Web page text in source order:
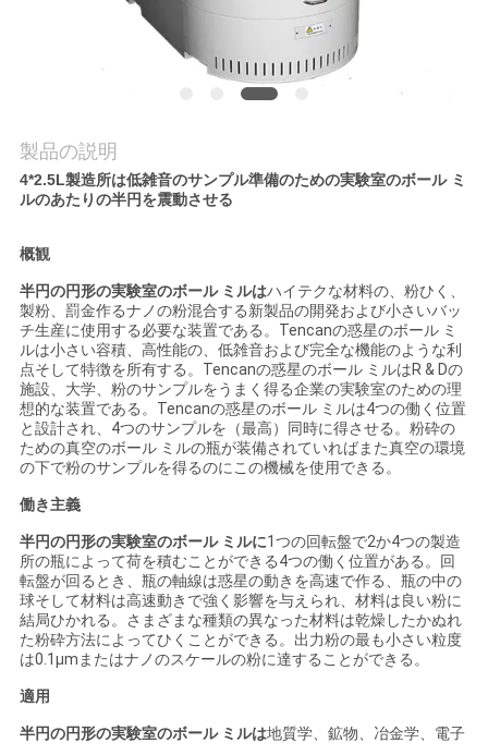
に
連
絡
し
な
さ
い
ニ
ュ
ー
ス
BLOG
製品の説明
4*2.5L製造所は低雑音のサンプル準備のための実験室のボール ミ
ルのあたりの半円を震動させる
概観
半円の円形の実験室のボール ミルはハイテクな材料の、粉ひく、
製粉、罰金作るナノの粉混合する新製品の開発および小さいバッ
チ生産に使用する必要な装置である。Tencanの惑星のボール ミ
ルは小さい容積、高性能の、低雑音および完全な機能のような利
点そして特徴を所有する。Tencanの惑星のボール ミルはR & Dの
施設、大学、粉のサンプルをうまく得る企業の実験室のための理
想的な装置である。Tencanの惑星のボール ミルは4つの働く位置
と設計され、4つのサンプルを（最高）同時に得させる。粉砕の
ための真空のボール ミルの瓶が装備されていればまた真空の環境
の下で粉のサンプルを得るのにこの機械を使用できる。
働き主義
半円の円形の実験室のボール ミルに1つの回転盤で2か4つの製造
所の瓶によって荷を積むことができる4つの働く位置がある。回
転盤が回るとき、瓶の軸線は惑星の動きを高速で作る、瓶の中の
球そして材料は高速動きで強く影響を与えられ、材料は良い粉に
結局ひかれる。さまざまな種類の異なった材料は乾燥したかぬれ
た粉砕方法によってひくことができる。出力粉の最も小さい粒度
は0.1μmまたはナノのスケールの粉に達することができる。
適用
半円の円形の実験室のボール ミルは地質学、鉱物、冶金学、電子